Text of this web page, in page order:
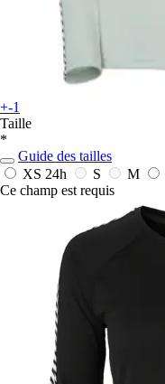
+-1
Taille
*
Guide des tailles
XS 24h S M
Ce champ est requis